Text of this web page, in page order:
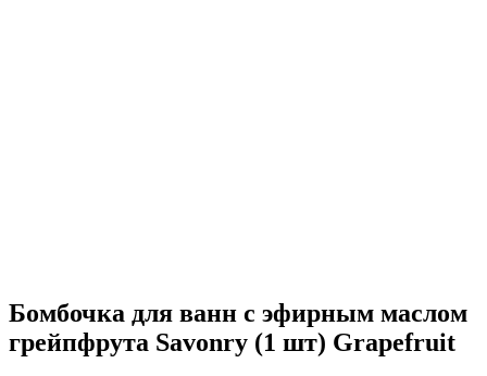
Бомбочка для ванн с эфирным маслом
грейпфрута Savonry (1 шт) Grapefruit